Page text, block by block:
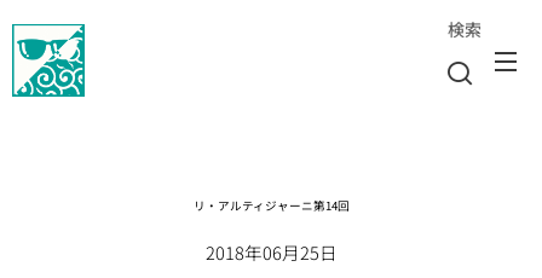
検索
リ・アルティジャーニ第14回
2018年06月25日